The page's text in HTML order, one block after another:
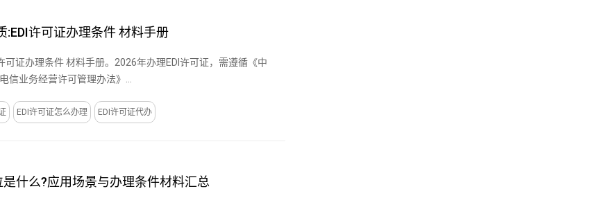
:EDI许可证办理条件 材料手册
可证办理条件 材料手册。2026年办理EDI许可证，需遵循《中
信业务经营许可管理办法》...
EDI许可证怎么办理 EDI许可证代办
什么?应用场景与办理条件材料汇总